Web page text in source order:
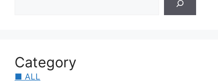
Category
■ ALL